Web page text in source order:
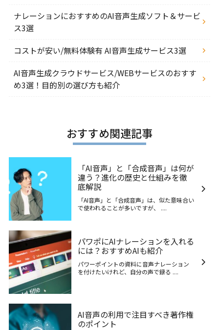
ナレーションにおすすめのAI音声生成ソフト＆サービ
ス3選
コストが安い/無料体験有 AI音声生成サービス3選
AI音声生成クラウドサービス/WEBサービスのおすす
め3選！目的別の選び方も紹介
おすすめ関連記事
「AI音声」と「合成音声」は何が
違う？進化の歴史と仕組みを徹
底解説
「AI音声」と「合成音声」は、似た意味合い
で使われることが多いですが、 ....
パワポにAIナレーションを入れる
には？おすすめAIも紹介
パワーポイントの資料に音声ナレーション
を付けたいけれど、自分の声で録る ....
AI音声の利用で注目すべき著作権
のポイント